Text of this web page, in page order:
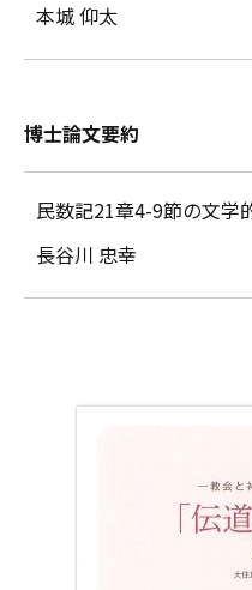
本城 仰太
博士論文要約
民数記21章4-9節の文学
長谷川 忠幸